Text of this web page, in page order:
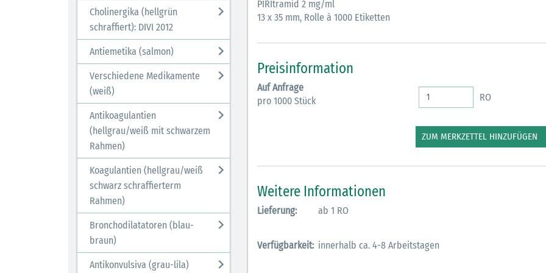
Cholinergika (hellgrün
schraffiert): DIVI 2012
Antiemetika (salmon)
Verschiedene Medikamente
(weiß)
Antikoagulantien
(hellgrau/weiß mit schwarzem
Rahmen)
Koagulantien (hellgrau/weiß
schwarz schraffierterm
Rahmen)
Bronchodilatatoren (blau-
braun)
Antikonvulsiva (grau-lila)
PIRItramid 2 mg/ml
13 x 35 mm, Rolle à 1000 Etiketten
Preisinformation
Auf Anfrage
pro 1000 Stück
RO
ZUM MERKZETTEL HINZUFÜGEN
Weitere Informationen
Lieferung: ab 1 RO
Verfügbarkeit: innerhalb ca. 4-8 Arbeitstagen